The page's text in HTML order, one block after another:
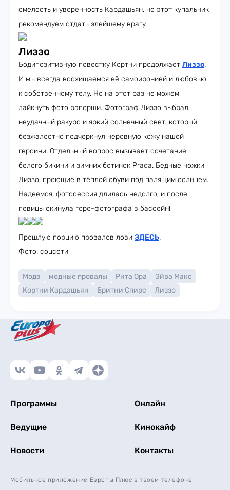
смелость и уверенность Кардашьян, но этот купальник
рекомендуем отдать злейшему врагу.
Лиззо
Бодипозитивную повестку Кортни продолжает Лиззо.
И мы всегда восхищаемся её самоиронией и любовью
к собственному телу. Но на этот раз не можем
лайкнуть фото рэперши. Фотограф Лиззо выбрал
неудачный ракурс и яркий солнечный свет, который
безжалостно подчеркнул неровную кожу нашей
героини. Отдельный вопрос вызывает сочетание
белого бикини и зимних ботинок Prada. Бедные ножки
Лиззо, преющие в тёплой обуви под палящим солнцем.
Надеемся, фотосессия длилась недолго, и после
певицы скинула горе-фотографа в бассейн!
Прошлую порцию провалов лови ЗДЕСЬ.
Фото: соцсети
Мода модные провалы Рита Ора
Эйва Макс
Кортни Кардашьян
Бритни Спирс Лиззо
Программы Онлайн
Ведущие Кинокайф
Новости Контакты
Мобильное приложение Европы Плюс в твоем телефоне.